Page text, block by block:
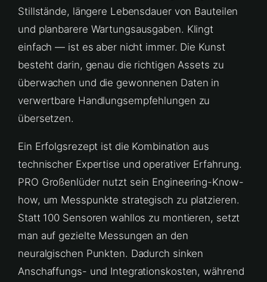
Stillstände, längere Lebensdauer von Bauteilen
und planbarere Wartungsausgaben. Klingt
einfach — ist es aber nicht immer. Die Kunst
besteht darin, genau die richtigen Assets zu
überwachen und die gewonnenen Daten in
verwertbare Handlungsempfehlungen zu
übersetzen.
Ein Erfolgsrezept ist die Kombination aus
technischer Expertise und operativer Erfahrung.
PRO Großenlüder nutzt sein Engineering-Know-
how, um Messpunkte strategisch zu platzieren.
Statt 100 Sensoren wahllos zu montieren, setzt
man auf gezielte Messungen an den
neuralgischen Punkten. Dadurch sinken
Anschaffungs- und Integrationskosten, während